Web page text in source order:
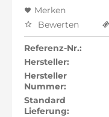
Merken
Bewerten
Referenz-Nr.:
Hersteller:
Hersteller
Nummer:
Standard
Lieferung: